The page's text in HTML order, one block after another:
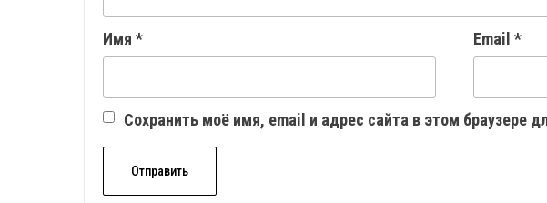
Имя * Email *
Сохранить моё имя, email и адрес сайта в этом браузере